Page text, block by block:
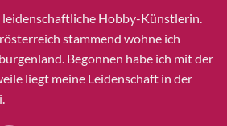
Hobby-Künstlerin.
stammend wohne ich
Begonnen habe ich mit der
liegt meine Leidenschaft in der